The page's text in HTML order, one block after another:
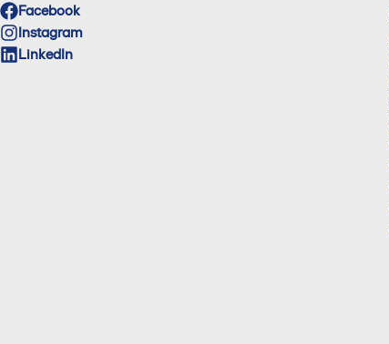
Facebook
Instagram
LinkedIn